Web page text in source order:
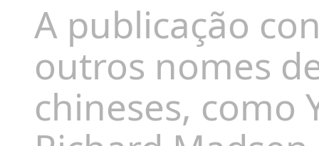
A publicação
outros nomes
chineses, como